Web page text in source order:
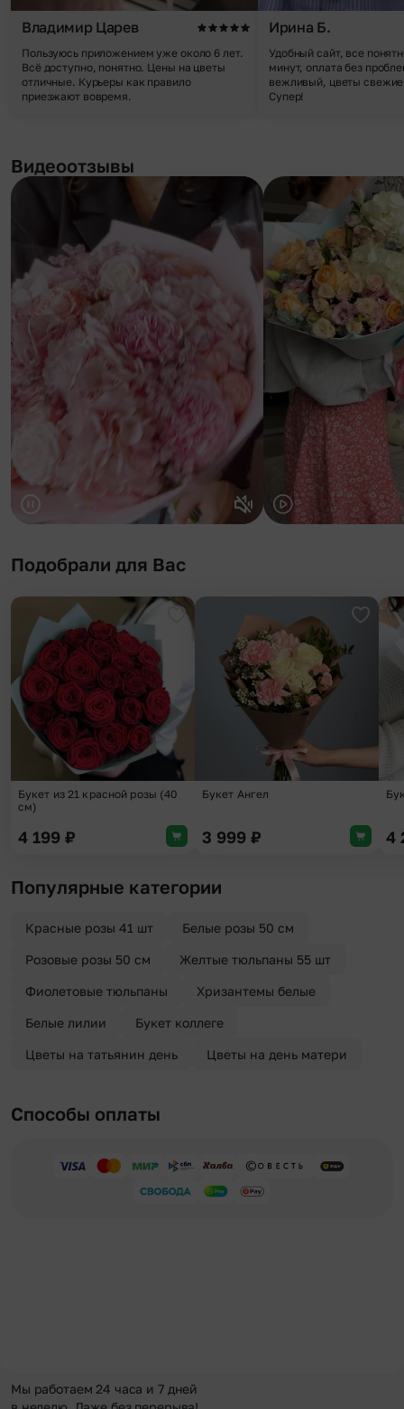
Владимир Царев
Пользуюсь приложением уже около 6 лет.
Всё доступно, понятно. Цены на цветы
отличные. Курьеры как правило
приезжают вовремя.
Ирина Б.
Удобный сайт, все
минут, оплата без
вежливый, цветы
Супер!
Видеоотзывы
Подобрали для Вас
Добавить в избранное
Букет из 21 красной розы (40
см)
4 199 ₽
Букет Ангел
3 999 ₽ 4
Популярные категории
Красные розы 41 шт Белые розы 50 см
Розовые розы 50 см Желтые тюльпаны 55 шт
Фиолетовые тюльпаны Хризантемы белые
Белые лилии Букет коллеге
Цветы на татьянин день Цветы на день матери
Способы оплаты
Мы работаем 24 часа и 7 дней